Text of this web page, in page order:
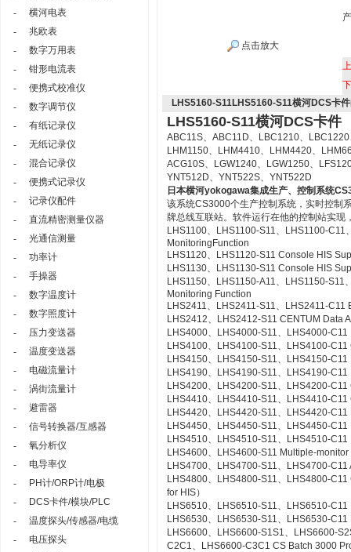
-
横河电表
-
兆欧表
-
数字万用表
-
钳形电流表
-
便携式校准仪
-
数字调节仪
-
有纸记录仪
-
无纸记录仪
-
混合记录仪
-
便携式记录仪
-
记录仪配件
-
直流精密测量仪器
-
光通信测量
-
功率计
-
手操器
-
数字温度计
-
数字照度计
-
压力变送器
-
温度变送器
-
电磁流量计
-
涡街流量计
-
避雷器
-
信号转换器/互感器
-
氧分析仪
-
电导率仪
-
PH计/ORP计/电极
-
DCS卡件/模块/PLC
-
温度探头/传感器/电缆
-
电压探头
点击放大
LHS5160-S11LHS5160-S11横河DCS卡件
LHS5160-S11横河DCS卡件
ABC11S、ABC11D、LBC1210、
LHM1150、LHM4410、LHM4420、
ACG10S、LGW1240、LGW1250、
YNT512D、YNT522S、YNT522D
日本横河yokogawa集成生产、控制系统
该系统CS3000个生产控制系统，实时控制
牌总线互联站。软件运行在他的控制站实
LHS1100、LHS1100-S11、LHS1100-
MonitoringFunction
LHS1120、LHS1120-S11 Console HIS
LHS1130、LHS1130-S11 Console HIS
LHS1150、LHS1150-A11、LHS1150-
Monitoring Function
LHS2411、LHS2411-S11、LHS2411-
LHS2412、LHS2412-S11 CENTUM Data
LHS4000、LHS4000-S11、LHS4000-
LHS4100、LHS4100-S11、LHS4100-
LHS4150、LHS4150-S11、LHS4150-
LHS4190、LHS4190-S11、LHS4190-
LHS4200、LHS4200-S11、LHS4200-
LHS4410、LHS4410-S11、LHS4410-
LHS4420、LHS4420-S11、LHS4420-
LHS4450、LHS4450-S11、LHS4450-
LHS4510、LHS4510-S11、LHS4510-
LHS4600、LHS4600-S11 Multiple-
LHS4700、LHS4700-S11、LHS4700-
LHS4800、LHS4800-S11、LHS4800-
for HIS）
LHS6510、LHS6510-S11、LHS6510-
LHS6530、LHS6530-S11、LHS6530-
LHS6600、LHS6600-S1S1、LHS6600-
C2C1、LHS6600-C3C1 CS Batch 3000